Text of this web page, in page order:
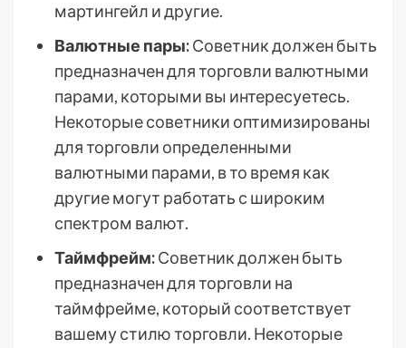
мартингейл и другие.
Валютные пары:Советник должен быть
предназначен для торговли валютными
парами, которыми вы интересуетесь.
Некоторые советники оптимизированы
для торговли определенными
валютными парами, в то время как
другие могут работать с широким
спектром валют.
Таймфрейм:Советник должен быть
предназначен для торговли на
таймфрейме, который соответствует
вашему стилю торговли. Некоторые